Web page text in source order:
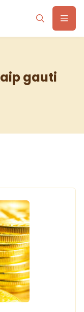
gauti